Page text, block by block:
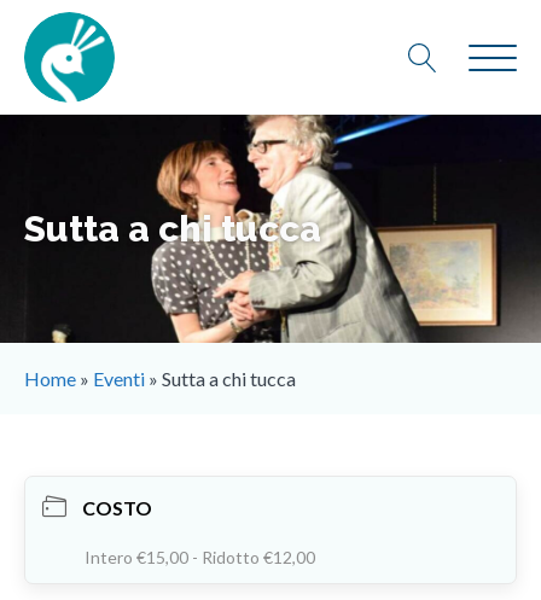
Sutta a chi tucca
Home » Eventi » Sutta a chi tucca
COSTO
Intero €15,00 - Ridotto €12,00